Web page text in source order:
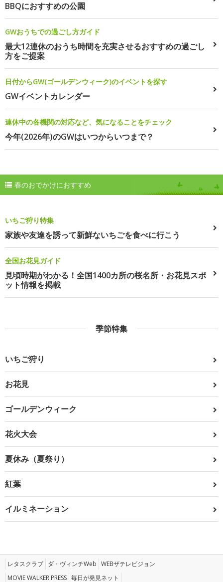
BBQにおすすめの公園
GWおうちでの過ごし方ガイド
最大12連休のおうち時間を充実させるおすすめの過ごし
方をご提案
日付からGW(ゴールデンウィーク)のイベントを探す
GWイベントカレンダー
連休中の各機関の対応など、気になることをチェック
今年(2026年)のGWはいつからいつまで？
春のおでかけにおすすめ
いちご狩り特集
家族や友達を誘って新鮮ないちごを食べに行こう
全国お花見ガイド
見頃時期がわかる！全国1400カ所の桜名所・お花見スポ
ット情報を掲載
季節特集
いちご狩り
お花見
ゴールデンウィーク
花火大会
夏休み（夏祭り）
紅葉
イルミネーション
レタスクラブ ダ・ヴィンチWeb WEBザテレビジョン
MOVIE WALKER PRESS 毎日が発見ネット